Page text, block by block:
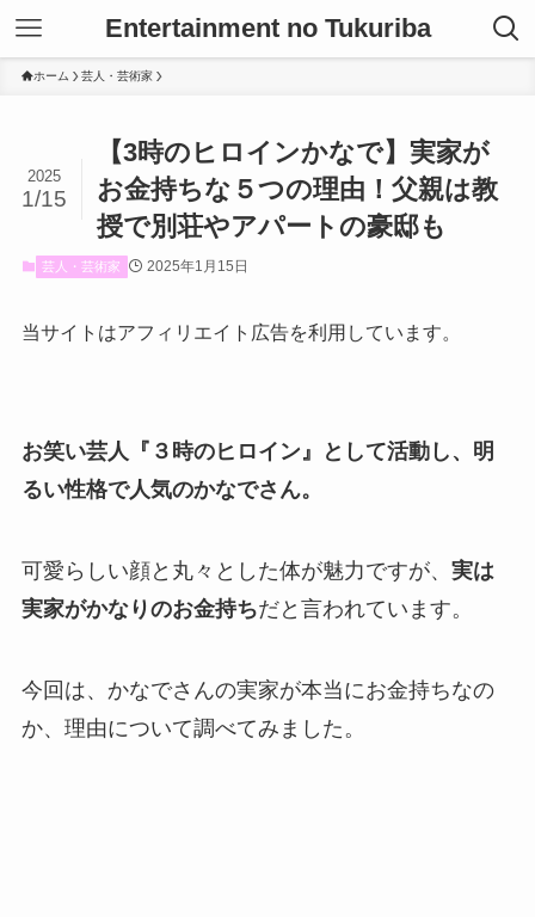
Entertainment no Tukuriba
ホーム 芸人・芸術家
【3時のヒロインかなで】実家が
お金持ちな５つの理由！父親は教
授で別荘やアパートの豪邸も
2025
1/15
芸人・芸術家 2025年1月15日
当サイトはアフィリエイト広告を利用しています。
お笑い芸人『３時のヒロイン』として活動し、明
るい性格で人気のかなでさん。
可愛らしい顔と丸々とした体が魅力ですが、 実は
実家がかなりのお金持ちだと言われています。
今回は、かなでさんの実家が本当にお金持ちなの
か、理由について調べてみました。